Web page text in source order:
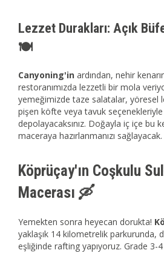
Lezzet Durakları: Açık
🍽️
Canyoning'in ardından, nehir
restoranımızda lezzetli bir mola
yemeğimizde taze salatalar, yöresel
pişen köfte veya tavuk
depolayacaksınız. Doğayla iç içe bu
maceraya hazırlanmanızı sağlayacak.
Köprüçay'ın Coşkulu
Macerası 🛶
Yemekten sonra heyecan dorukta!
yaklaşık 14 kilometrelik parkurunda,
eşliğinde rafting yapıyoruz. Grade 3-